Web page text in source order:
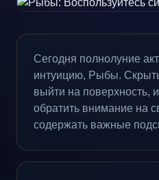
Сегодня полнолуние
интуицию, Рыбы.
выйти на поверхность,
обратить внимание на
содержать важные